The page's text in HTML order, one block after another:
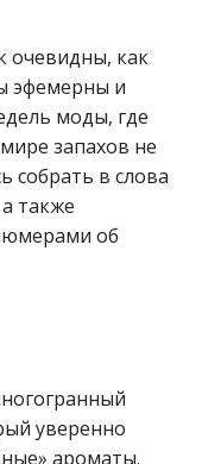
очевидны, как
эфемерны и
моды, где
запахов не
собрать в слова
также
об
уверенно
ароматы.